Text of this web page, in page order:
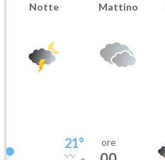
Notte Mattino
21° ore